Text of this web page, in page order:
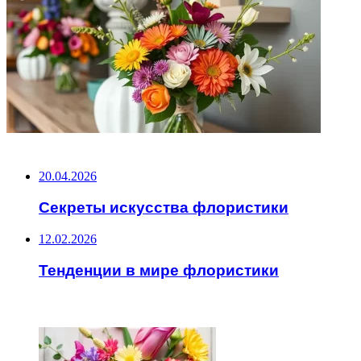
20.04.2026
Секреты искусства флористики
12.02.2026
Тенденции в мире флористики